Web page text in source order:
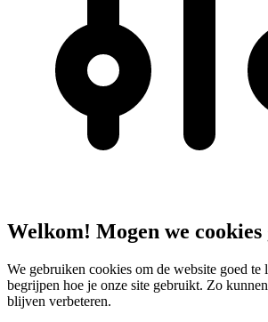
Welkom! Mogen we
We gebruiken cookies om de website goed te
begrijpen hoe je onze site gebruikt. Zo
blijven verbeteren.